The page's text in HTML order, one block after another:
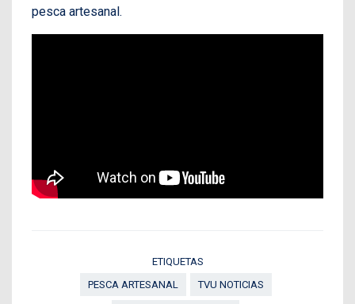
pesca artesanal.
ETIQUETAS
PESCA ARTESANAL
TVU NOTICIAS